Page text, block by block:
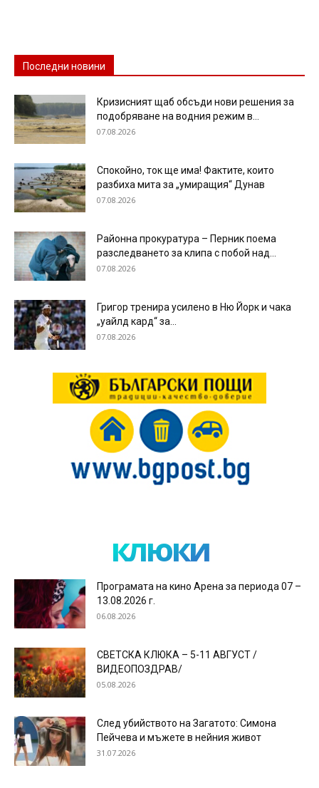
Последни новини
Кризисният щаб обсъди нови решения за
подобряване на водния режим в...
07.08.2026
Спокойно, ток ще има! Фактите, които
разбиха мита за „умиращия“ Дунав
07.08.2026
Районна прокуратура – Перник поема
разследването за клипа с побой над...
07.08.2026
Григор тренира усилено в Ню Йорк и чака
„уайлд кард“ за...
07.08.2026
клюки
Програмата на кино Арена за периода 07 –
13.08.2026 г.
06.08.2026
СВЕТСКА КЛЮКА – 5-11 АВГУСТ /
ВИДЕОПОЗДРАВ/
05.08.2026
След убийството на Загатото: Симона
Пейчева и мъжете в нейния живот
31.07.2026